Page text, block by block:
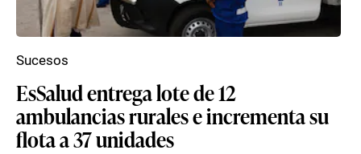
EsSalud entrega lote de 12
ambulancias rurales e incrementa su
flota a 37 unidades
Sucesos